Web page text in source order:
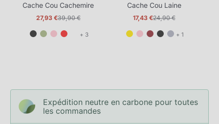
Cache Cou Cachemire
Prix
27,93 €
Prix
39,90 €
+ 3et
Cache Cou Laine
Prix
17,43 €
Prix
24,90 €
+ 1et
Expédition neutre en carbone pour toutes
les commandes